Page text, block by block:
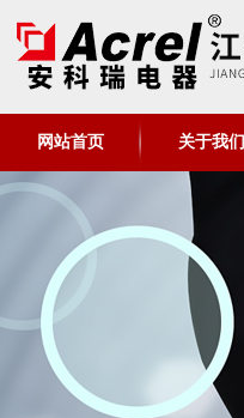
网站首页 关于我们